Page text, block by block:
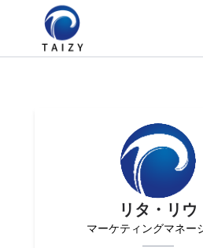
リタ・リウ
マーケティングマネー